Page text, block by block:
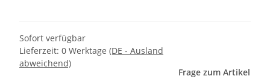
Sofort verfügbar
Lieferzeit: 0 Werktage (DE - Ausland
abweichend)
Frage zum Artikel